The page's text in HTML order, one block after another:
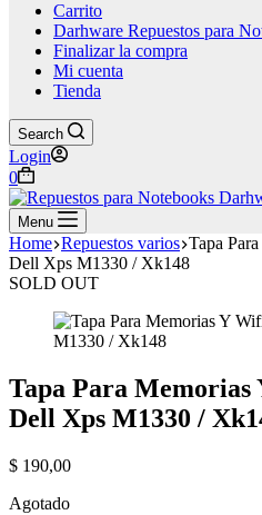
Carrito
Darhware Repuestos para
Finalizar la compra
Mi cuenta
Tienda
Search
Login
Shopping
cart
0
Menu
Home Repuestos varios Tapa
Dell Xps M1330 / Xk148
SOLD OUT
Tapa Para Memorias
Dell Xps M1330 /
$ 190,00
Agotado